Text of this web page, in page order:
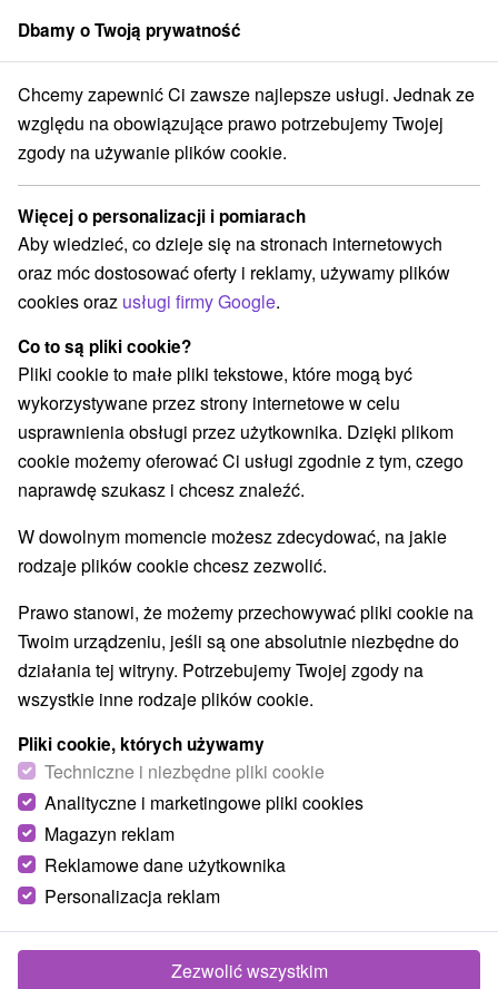
członek grupySorger
Specjalne oferty na Słowacji Bratysława i okolice
Specjalne oferty na Słowacji
Bratysława i okolice
Kategorie
Wszystkie kategorie
Pobyty z rabatem
Wellness pobyty(2) Wyjazdy weekendowe
Wakacje rodzinne(1)
Wybierz lokalizację lub datę
Najlepiej sprzedające
Wsie i miasta
Senec(1) Modra(1)
WSZYSTKO TOP - BESTSELLERY
Dbamy o Twoją prywatność
Chcemy zapewnić Ci zawsze najlepsze usługi. Jednak ze
względu na obowiązujące prawo potrzebujemy Twojej
zgody na używanie plików cookie.
Więcej o personalizacji i pomiarach
Aby wiedzieć, co dzieje się na stronach internetowych
oraz móc dostosować oferty i reklamy, używamy plików
cookies oraz usługi firmy Google.
Co to są pliki cookie?
Pliki cookie to małe pliki tekstowe, które mogą być
wykorzystywane przez strony internetowe w celu
usprawnienia obsługi przez użytkownika. Dzięki plikom
cookie możemy oferować Ci usługi zgodnie z tym, czego
naprawdę szukasz i chcesz znaleźć.
W dowolnym momencie możesz zdecydować, na jakie
rodzaje plików cookie chcesz zezwolić.
Prawo stanowi, że możemy przechowywać pliki cookie na
Twoim urządzeniu, jeśli są one absolutnie niezbędne do
działania tej witryny. Potrzebujemy Twojej zgody na
wszystkie inne rodzaje plików cookie.
Pliki cookie, których używamy
Techniczne i niezbędne pliki cookie
Analityczne i marketingowe pliki cookies
Magazyn reklam
Reklamowe dane użytkownika
Personalizacja reklam
Zezwolić wszystkim